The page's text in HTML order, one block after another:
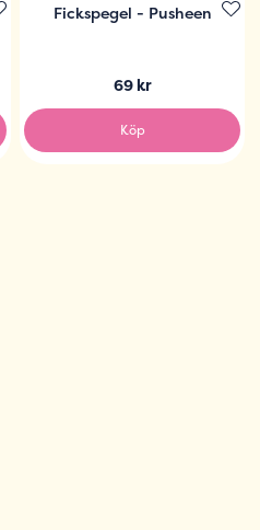
Fickspegel - Pusheen
69 kr
Köp